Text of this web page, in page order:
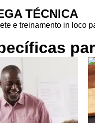
TÉCNICA
e treinamento in loco